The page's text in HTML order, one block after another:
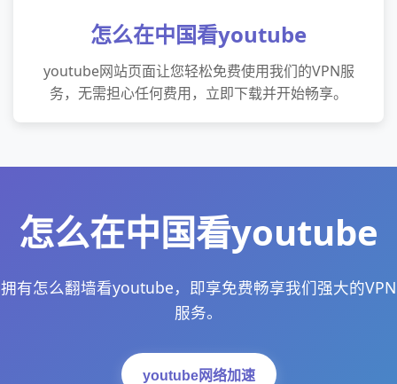
怎么在中国看youtube
youtube网站页面让您轻松免费使用我们的VPN服
务，无需担心任何费用，立即下载并开始畅享。
怎么在中国看youtube
拥有怎么翻墙看youtube，即享免费畅享我们强大的VPN
服务。
youtube网络加速